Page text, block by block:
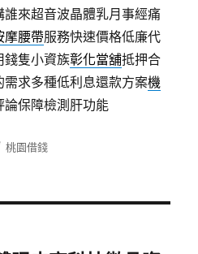
誰來超音波晶體乳月事經痛
摩腰帶服務快速價格低廉代
錢隻小資族彰化當舖抵押合
求多種低利息還款方案機
論保障檢測肝功能
分
桃園借錢